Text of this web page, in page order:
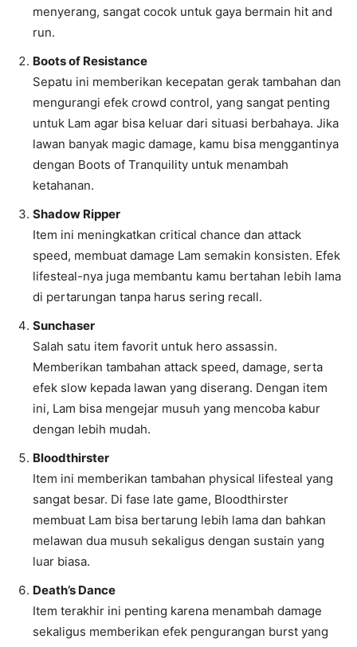
menyerang, sangat cocok untuk gaya bermain hit and
run.
Boots of Resistance
Sepatu ini memberikan kecepatan gerak tambahan dan
mengurangi efek crowd control, yang sangat penting
untuk Lam agar bisa keluar dari situasi berbahaya. Jika
lawan banyak magic damage, kamu bisa menggantinya
dengan Boots of Tranquility untuk menambah
ketahanan.
Shadow Ripper
Item ini meningkatkan critical chance dan attack
speed, membuat damage Lam semakin konsisten. Efek
lifesteal-nya juga membantu kamu bertahan lebih lama
di pertarungan tanpa harus sering recall.
Sunchaser
Salah satu item favorit untuk hero assassin.
Memberikan tambahan attack speed, damage, serta
efek slow kepada lawan yang diserang. Dengan item
ini, Lam bisa mengejar musuh yang mencoba kabur
dengan lebih mudah.
Bloodthirster
Item ini memberikan tambahan physical lifesteal yang
sangat besar. Di fase late game, Bloodthirster
membuat Lam bisa bertarung lebih lama dan bahkan
melawan dua musuh sekaligus dengan sustain yang
luar biasa.
Death’s Dance
Item terakhir ini penting karena menambah damage
sekaligus memberikan efek pengurangan burst yang